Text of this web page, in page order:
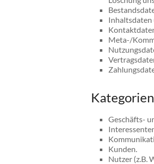
Inhaltsdaten
Meta-/
Geschäfts-
Kunden.
Nutzer (z.B.